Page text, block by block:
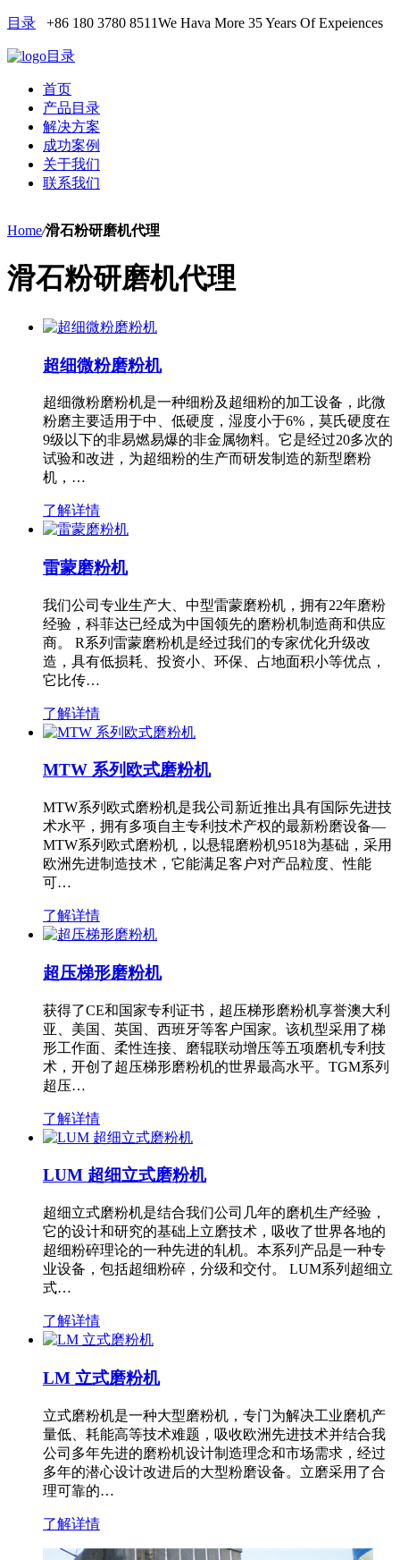
目录 +86 180 3780 8511We Hava More 35 Years Of Expeiences
目录
首页
产品目录
解决方案
成功案例
关于我们
联系我们
Home/滑石粉研磨机代理
滑石粉研磨机代理
超细微粉磨粉机
超细微粉磨粉机是一种细粉及超细粉的加工设备，此微
粉磨主要适用于中、低硬度，湿度小于6%，莫氏硬度在
9级以下的非易燃易爆的非金属物料。它是经过20多次的
试验和改进，为超细粉的生产而研发制造的新型磨粉
机，…
了解详情
雷蒙磨粉机
我们公司专业生产大、中型雷蒙磨粉机，拥有22年磨粉
经验，科菲达已经成为中国领先的磨粉机制造商和供应
商。 R系列雷蒙磨粉机是经过我们的专家优化升级改
造，具有低损耗、投资小、环保、占地面积小等优点，
它比传…
了解详情
MTW 系列欧式磨粉机
MTW系列欧式磨粉机是我公司新近推出具有国际先进技
术水平，拥有多项自主专利技术产权的最新粉磨设备—
MTW系列欧式磨粉机，以悬辊磨粉机9518为基础，采用
欧洲先进制造技术，它能满足客户对产品粒度、性能
可…
了解详情
超压梯形磨粉机
获得了CE和国家专利证书，超压梯形磨粉机享誉澳大利
亚、美国、英国、西班牙等客户国家。该机型采用了梯
形工作面、柔性连接、磨辊联动增压等五项磨机专利技
术，开创了超压梯形磨粉机的世界最高水平。TGM系列
超压…
了解详情
LUM 超细立式磨粉机
超细立式磨粉机是结合我们公司几年的磨机生产经验，
它的设计和研究的基础上立磨技术，吸收了世界各地的
超细粉碎理论的一种先进的轧机。本系列产品是一种专
业设备，包括超细粉碎，分级和交付。 LUM系列超细立
式…
了解详情
LM 立式磨粉机
立式磨粉机是一种大型磨粉机，专门为解决工业磨机产
量低、耗能高等技术难题，吸收欧洲先进技术并结合我
公司多年先进的磨粉机设计制造理念和市场需求，经过
多年的潜心设计改进后的大型粉磨设备。立磨采用了合
理可靠的…
了解详情